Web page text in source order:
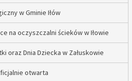
w Gminie Iłów
na oczyszczalni ścieków w Iłowie
oraz Dnia Dziecka w Załuskowie
otwarta